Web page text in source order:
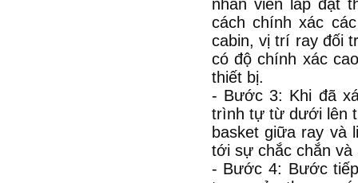
nhân viên lắp đặt
cách chính xác
cabin, vị trí ray đối
có độ chính xác
thiết bị.
- Bước 3: Khi đã
trình tự từ dưới lên
basket giữa ray và
tới sự chắc chắn và
- Bước 4: Bước